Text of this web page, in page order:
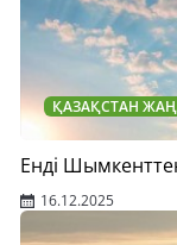
ҚАЗАҚСТАН
Енді
16.12.2025